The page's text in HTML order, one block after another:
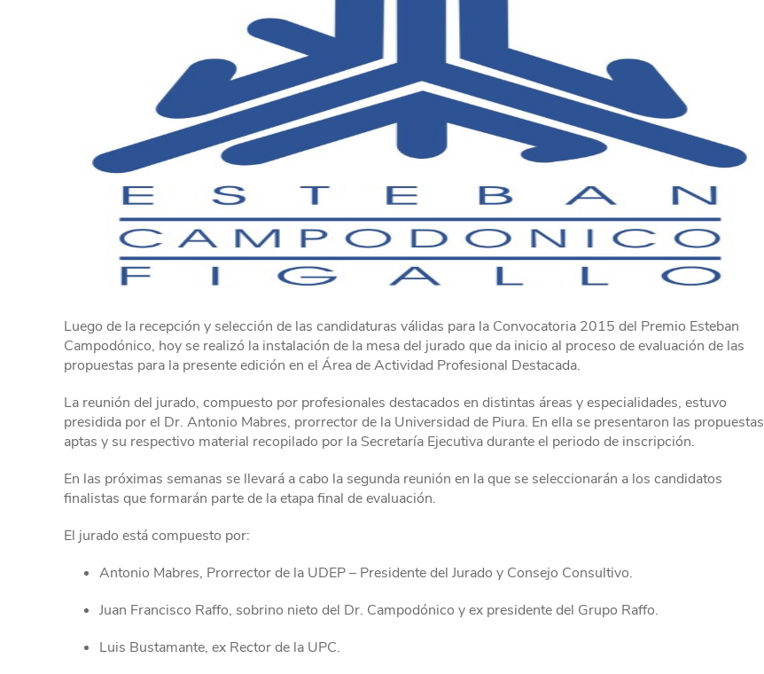
Luego de la recepción y selección de las candidaturas válidas para la Convocatoria 2015 del Premio Esteban
Campodónico, hoy se realizó la instalación de la mesa del jurado que da inicio al proceso de evaluación de las
propuestas para la presente edición en el Área de Actividad Profesional Destacada.
La reunión del jurado, compuesto por profesionales destacados en distintas áreas y especialidades, estuvo
presidida por el Dr. Antonio Mabres, prorrector de la Universidad de Piura. En ella se presentaron las propuestas
aptas y su respectivo material recopilado por la Secretaría Ejecutiva durante el periodo de inscripción.
En las próximas semanas se llevará a cabo la segunda reunión en la que se seleccionarán a los candidatos
finalistas que formarán parte de la etapa final de evaluación.
El jurado está compuesto por:
Antonio Mabres, Prorrector de la UDEP – Presidente del Jurado y Consejo Consultivo.
Juan Francisco Raffo, sobrino nieto del Dr. Campodónico y ex presidente del Grupo Raffo.
Luis Bustamante, ex Rector de la UPC.